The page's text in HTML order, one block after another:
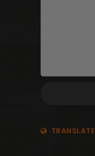
TRANSLATE